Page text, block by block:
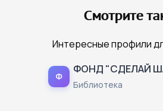
Смотрите
Интересные профили
Ф
ФОНД "СДЕЛАЙ
Библиотека